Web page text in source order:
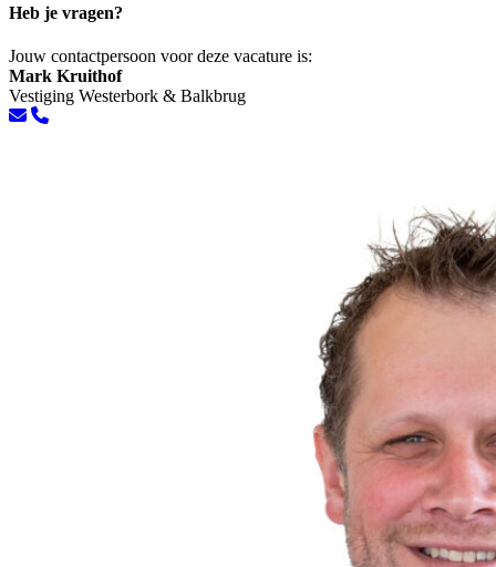
Heb je vragen?
Jouw contactpersoon voor deze vacature is:
Mark Kruithof
Vestiging Westerbork & Balkbrug